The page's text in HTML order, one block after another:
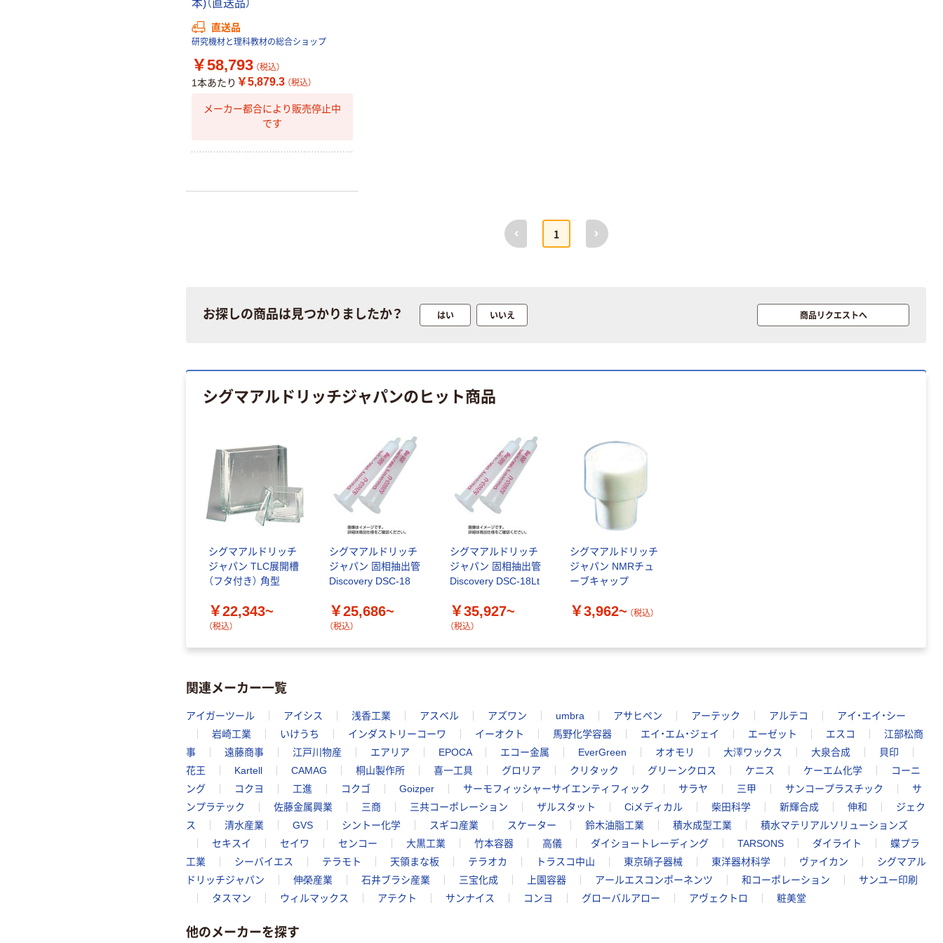
本)（直送品）
直送品
研究機材と理科教材の総合ショップ
￥58,793 （税込）
1本あたり ￥5,879.3 （税込）
メーカー都合により販売停止中
です
前へ
1
次へ
お探しの商品は見つかりましたか？ はい いいえ 商品リクエストへ
シグマアルドリッチジャパンのヒット商品
シグマアルドリッチ
ジャパン TLC展開槽
（フタ付き） 角型
￥22,343~
（税込）
シグマアルドリッチ
ジャパン 固相抽出管
Discovery DSC-18
￥25,686~
（税込）
シグマアルドリッチ
ジャパン 固相抽出管
Discovery DSC-18Lt
￥35,927~
（税込）
シグマアルドリッチ
ジャパン NMRチュ
ーブキャップ
￥3,962~ （税込）
関連メーカー一覧
アイガーツール アイシス 浅香工業 アスベル アズワン umbra アサヒペン アーテック アルテコ
アイ・エイ・シー
岩崎工業
いけうち インダストリーコーワ イーオクト 馬野化学容器 エイ・エム・ジェイ エーゼット エスコ
江部松商
事
遠藤商事 江戸川物産 エアリア EPOCA エコー金属 EverGreen オオモリ 大澤ワックス 大泉合成
貝印
花王
Kartell CAMAG 桐山製作所 喜一工具 グロリア クリタック グリーンクロス ケニス ケーエム化学
コーニ
ング
コクヨ 工進 コクゴ Goizper サーモフィッシャーサイエンティフィック サラヤ 三甲 サンコープラスチック
サ
ンプラテック
佐藤金属興業 三商 三共コーポレーション ザルスタット Ciメディカル 柴田科学 新輝合成 伸和
ジェク
ス
清水産業 GVS シントー化学 スギコ産業 スケーター 鈴木油脂工業 積水成型工業
積水マテリアルソリューションズ
セキスイ
セイワ センコー 大黒工業 竹本容器 高儀 ダイショートレーディング TARSONS ダイライト
蝶プラ
工業
シーバイエス テラモト 天領まな板 テラオカ トラスコ中山 東京硝子器械 東洋器材科学 ヴァイカン
シグマアル
ドリッチジャパン
伸榮産業 石井ブラシ産業 三宝化成 上園容器 アールエスコンポーネンツ 和コーポレーション
サンユー印刷
タスマン
ウィルマックス アテクト サンナイス コンヨ グローバルアロー アヴェクトロ 粧美堂
他のメーカーを探す